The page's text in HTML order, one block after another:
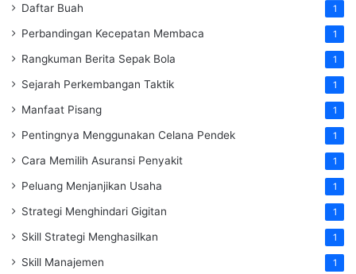
Daftar Buah 1
Perbandingan Kecepatan Membaca 1
Rangkuman Berita Sepak Bola 1
Sejarah Perkembangan Taktik 1
Manfaat Pisang 1
Pentingnya Menggunakan Celana Pendek 1
Cara Memilih Asuransi Penyakit 1
Peluang Menjanjikan Usaha 1
Strategi Menghindari Gigitan 1
Skill Strategi Menghasilkan 1
Skill Manajemen 1